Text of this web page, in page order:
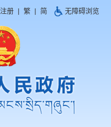
注册 | 繁 | 简 无障碍浏览